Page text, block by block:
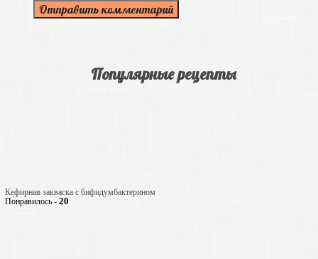
Популярные рецепты
Кефирная закваска с бифидумбактерином
Понравилось - 20